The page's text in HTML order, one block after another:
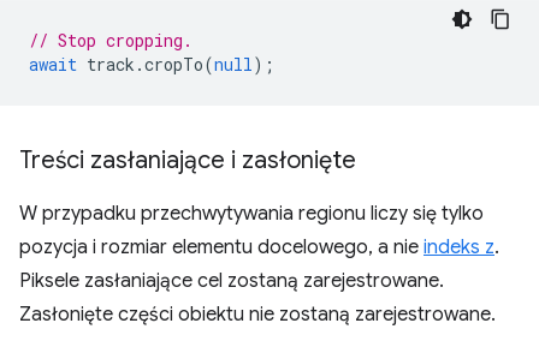
// Stop cropping.
await track .cropTo(null );
Treści zasłaniające i zasłonięte
W przypadku przechwytywania regionu liczy się tylko
pozycja i rozmiar elementu docelowego, a nie indeks z.
Piksele zasłaniające cel zostaną zarejestrowane.
Zasłonięte części obiektu nie zostaną zarejestrowane.